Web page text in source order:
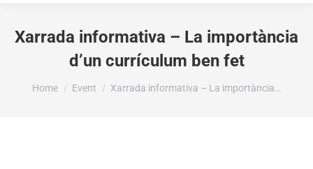
Xarrada informativa – La importància
d’un currículum ben fet
You are here:
Home Event Xarrada informativa – La importància…